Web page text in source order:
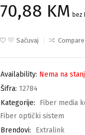
70,88 KM bez
Sačuvaj Compare
Availability: Nema na
Šifra: 12784
Kategorije:
Fiber media
Fiber optički sistem
Brendovi:
Extralink